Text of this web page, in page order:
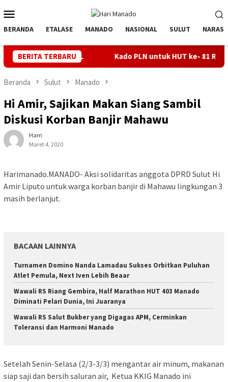
ke
kontenMobile
BERANDA ETALASE MANADO NASIONAL SULUT NARASI
BERITA TERBARUKado PLN untuk HUT ke- 81 RI, 100 % Rasio
Beranda Sulut Manado
Hi Amir, Sajikan Makan Siang Sambil
Diskusi Korban Banjir Mahawu
Ham
Maret 4, 2020
Harimanado.MANADO- Aksi solidaritas anggota DPRD Sulut Hi
Amir Liputo untuk warga korban banjir di Mahawu lingkungan 3
masih berlanjut.
BACAAN LAINNYA
Turnamen Domino Nanda Lamadau Sukses Orbitkan Puluhan
Atlet Pemula, Next Iven Lebih Beaar
Wawali RS Riang Gembira, Half Marathon HUT 403 Manado
Diminati Pelari Dunia, Ini Juaranya
Wawali RS Salut Bukber yang Digagas APM, Cerminkan
Toleransi dan Harmoni Manado
Setelah Senin-Selasa (2/3-3/3) mengantar air minum, makanan
siap saji dan bersih saluran air, Ketua KKIG Manado ini